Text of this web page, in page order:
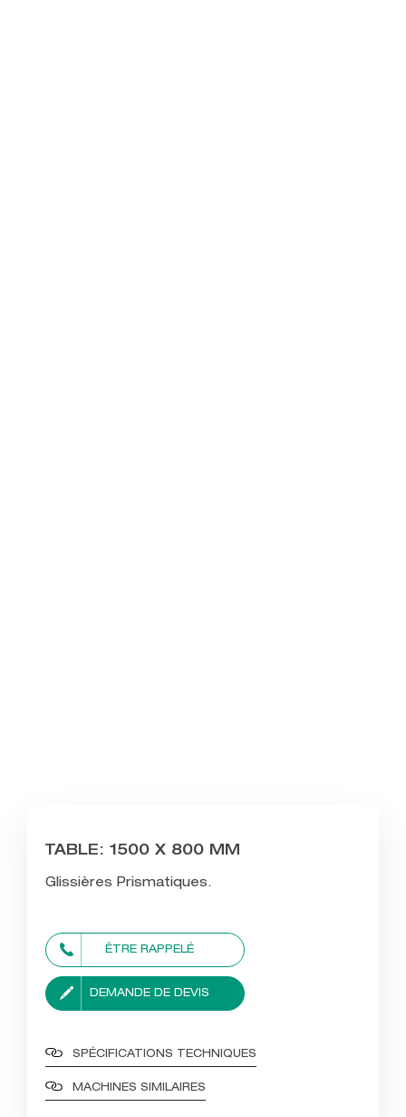
TABLE: 1500 X 800 MM
Glissières Prismatiques.
ÊTRE RAPPELÉ
DEMANDE DE DEVIS
SPÉCIFICATIONS TECHNIQUES
MACHINES SIMILAIRES